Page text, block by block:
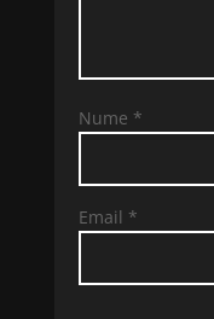
Nume *
Email *